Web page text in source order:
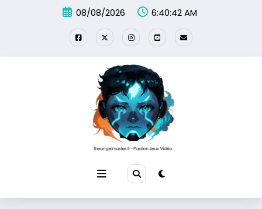
08/08/2026 6:40:43 AM